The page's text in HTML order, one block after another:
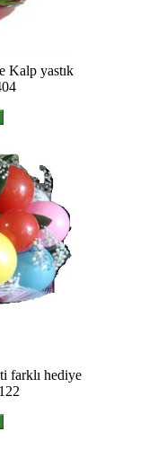
Kalp yastık
farklı hediye